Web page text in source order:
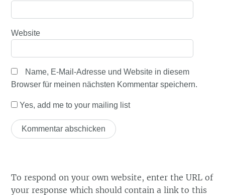
Website
Name, E-Mail-Adresse und Website in diesem
Browser für meinen nächsten Kommentar speichern.
Yes, add me to your mailing list
To respond on your own website, enter the URL of
your response which should contain a link to this